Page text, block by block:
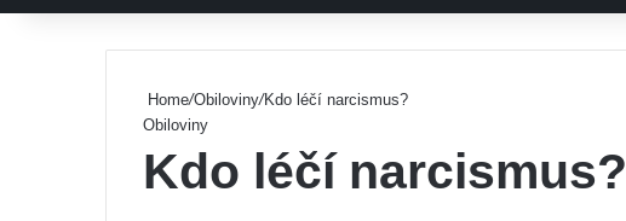
Home/Obiloviny/Kdo léčí narcismus?
Obiloviny
Kdo léčí narcismus?